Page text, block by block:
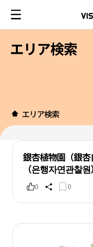
エリア検索
エリア検索
銀杏植物園（銀
（은행자연관찰원
0 0